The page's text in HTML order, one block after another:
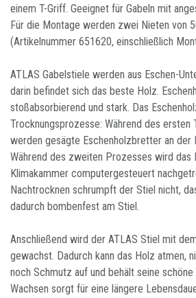
einem T-Griff. Geeignet für Gabeln mit
Für die Montage werden zwei Nieten von
(Artikelnummer 651620, einschließlich
ATLAS Gabelstiele werden aus Eschen-
darin befindet sich das beste Holz.
stoßabsorbierend und stark. Das
Trocknungsprozesse: Während des ersten
werden gesägte Eschenholzbretter an der
Während des zweiten Prozesses wird das
Klimakammer computergesteuert
Nachtrocknen schrumpft der Stiel nicht,
dadurch bombenfest am Stiel.
Anschließend wird der ATLAS Stiel mit
gewachst. Dadurch kann das Holz atmen,
noch Schmutz auf und behält seine schöne
Wachsen sorgt für eine längere